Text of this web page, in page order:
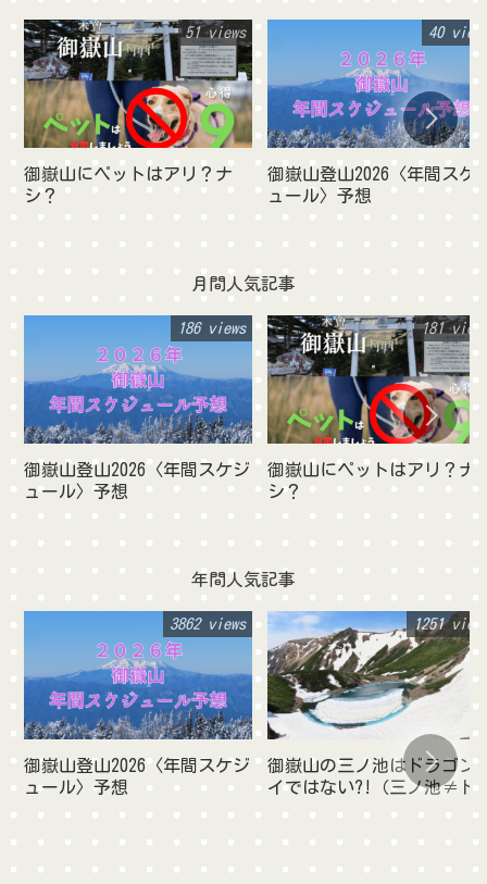
御嶽山にペットはアリ？ナ
シ？
51 views
御嶽山登山2026〈年間スケ
ュール〉予想
40
月間人気記事
御嶽山登山2026〈年間スケジ
ュール〉予想
186 views
御嶽山にペットはアリ？ナ
シ？
181
年間人気記事
御嶽山登山2026〈年間スケジ
ュール〉予想
3862 views
御嶽山の三ノ池はドラゴン
イではない?!（三ノ池≠ド
1251